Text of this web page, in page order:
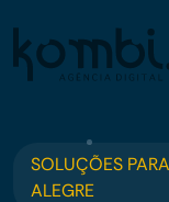
SOLUÇÕES
ALEGRE